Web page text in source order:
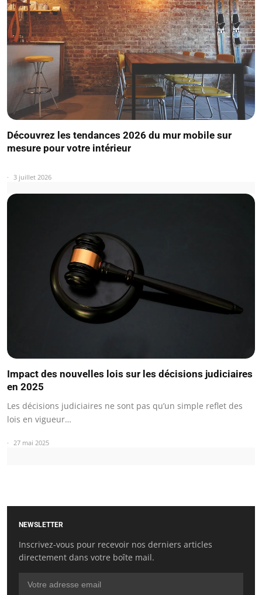
Découvrez les tendances 2026 du mur mobile sur
mesure pour votre intérieur
3 juillet 2026
Impact des nouvelles lois sur les décisions judiciaires
en 2025
Les décisions judiciaires ne sont pas qu’un simple reflet des
lois en vigueur…
27 mai 2025
NEWSLETTER
Inscrivez-vous pour recevoir nos derniers articles
directement dans votre boîte mail.